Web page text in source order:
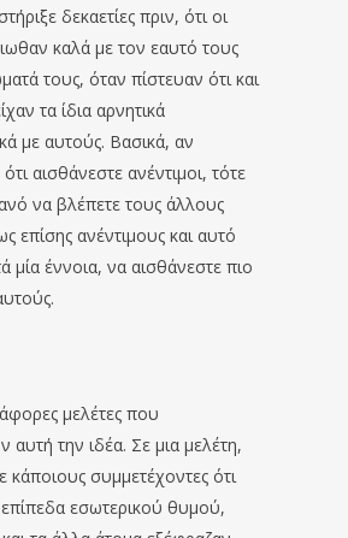
δεκαετίες πριν, ότι οι
καλά με τον εαυτό τους
τους, όταν πίστευαν ότι και
τα ίδια αρνητικά
με αυτούς. Βασικά, αν
αισθάνεστε ανέντιμοι, τότε
να βλέπετε τους άλλους
επίσης ανέντιμους και αυτό
μία έννοια, να αισθάνεστε πιο
μελέτες που
αυτή την ιδέα. Σε μια μελέτη,
κάποιους συμμετέχοντες ότι
εσωτερικού θυμού,